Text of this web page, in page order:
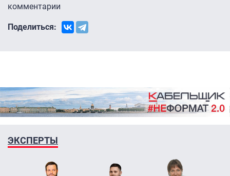
комментарии
Поделиться:
ЭКСПЕРТЫ